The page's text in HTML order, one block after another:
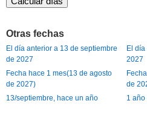
Otras fechas
El día anterior a 13 de septiembre
de 2027
El
2027
Fecha hace 1 mes(13 de agosto
de 2027)
de
13/septiembre, hace un año
1 año